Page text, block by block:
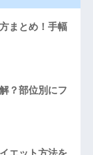
まとめ！手幅
？部位別にフ